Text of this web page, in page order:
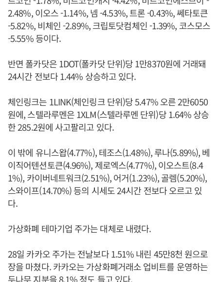
2.48%, 이오스 -1.14%, 넴 -4.53%, 트론 -0.43%, 쎄타토큰
-5.82%, 비체인 -2.89%, 크립토닷컴체인 -1.39%, 코스모스
-5.55% 등이다.
반면 폴카닷은 1DOT(폴카닷 단위)당 1만8370원에 거래돼
24시간 전보다 1.44% 상승하고 있다.
체인링크는 1LINK(체인링크 단위)당 5.47% 오른 2만6050
원에, 스텔라루멘은 1XLM(스텔라루멘 단위)당 1.64% 상승
한 285.2원에 사고팔리고 있다.
이 밖에 유니스왑(4.77%), 테조스(1.48%), 루나(5.89%), 베
이직어텐션토큰(4.96%), 제로엑스(4.77%), 이오스트(8.4
1%), 카이버네트워크(2.51%), 어거(1.23%), 골렘(5.20%),
스와이프(14.70%) 등의 시세도 24시간 전보다 오르고 있
다.
가상화폐 테마기업 주가는 대체로 내렸다.
28일 카카오 주가는 전날보다 1.51% 내린 45만8천 원으로
장을 마쳤다. 카카오는 가상화폐거래소 업비트를 운영하는
두나무 지분을 8.1% 정도 들고 있다.